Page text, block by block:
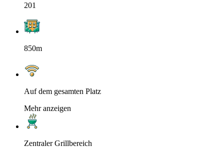
201
850m
Auf dem gesamten Platz
Mehr anzeigen
Zentraler Grillbereich